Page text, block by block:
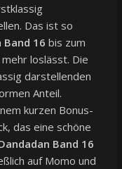
Das ist so
Band 16 bis zum
loslässt. Die
darstellenden
Anteil.
kurzen Bonus-
das eine schöne
Band 16
auf Momo und